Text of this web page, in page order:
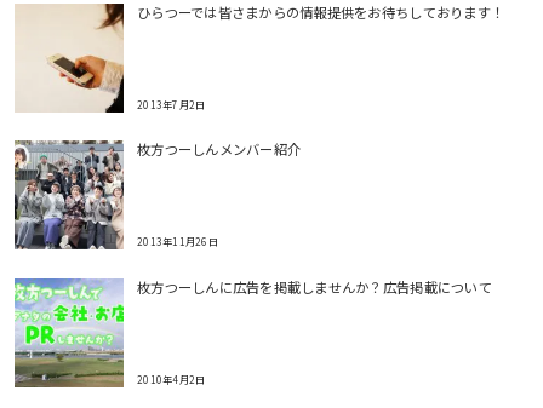
ひらつーでは皆さまからの情報提供をお待ちしております！
2013年7月2日
枚方つーしんメンバー紹介
2013年11月26日
枚方つーしんに広告を掲載しませんか？広告掲載について
2010年4月2日